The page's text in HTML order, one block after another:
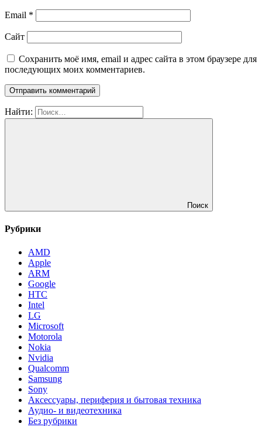
Email *
Сайт
Сохранить моё имя, email и адрес сайта в этом браузере для
последующих моих комментариев.
Найти:
Поиск
Рубрики
AMD
Apple
ARM
Google
HTC
Intel
LG
Microsoft
Motorola
Nokia
Nvidia
Qualcomm
Samsung
Sony
Аксессуары, периферия и бытовая техника
Аудио- и видеотехника
Без рубрики